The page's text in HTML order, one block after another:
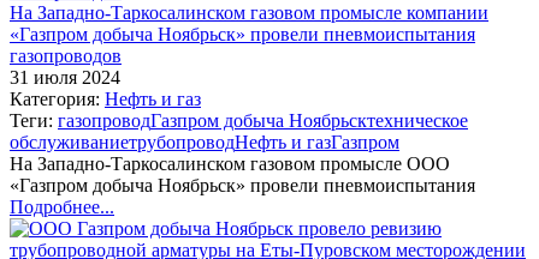
На Западно-Таркосалинском газовом промысле компании
«Газпром добыча Ноябрьск» провели пневмоиспытания
газопроводов
31 июля 2024
Категория: Нефть и газ
Теги: газопроводГазпром добыча Ноябрьсктехническое
обслуживаниетрубопроводНефть и газГазпром
На Западно-Таркосалинском газовом промысле ООО
«Газпром добыча Ноябрьск» провели пневмоиспытания
Подробнее...